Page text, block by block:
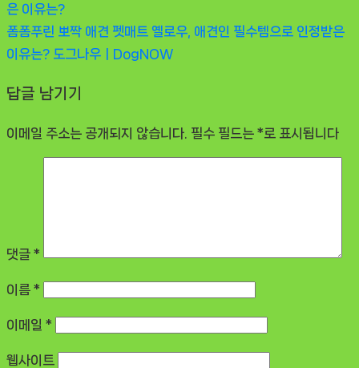
폼폼푸린 뽀짝 애견 펫매트 옐로우, 애견인 필수템으로 인정받은
이유는? 도그나우ㅣDogNOW
답글 남기기
이메일 주소는 공개되지 않습니다. 필수 필드는 *로 표시됩니다
댓글 *
이름 *
이메일 *
웹사이트